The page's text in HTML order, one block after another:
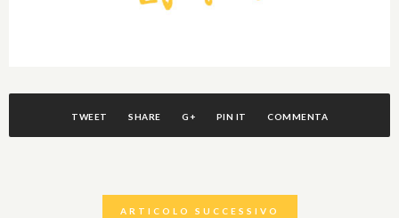
TWEET SHARE G+ PIN IT COMMENTA
ARTICOLO SUCCESSIVO